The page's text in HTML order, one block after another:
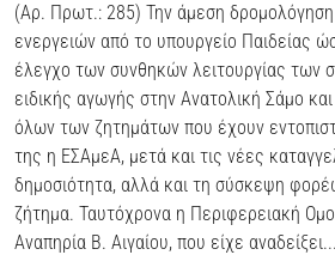
(Αρ. Πρωτ.: 285) Την άμεση
ενεργειών από το υπουργείο Παιδείας
έλεγχο των συνθηκών λειτουργίας των
ειδικής αγωγής στην Ανατολική Σάμο
όλων των ζητημάτων που έχουν
της η ΕΣΑμεΑ, μετά και τις νέες
δημοσιότητα, αλλά και τη σύσκεψη
ζήτημα. Ταυτόχρονα η Περιφερειακή
Αναπηρία Β. Αιγαίου, που είχε αναδείξει...